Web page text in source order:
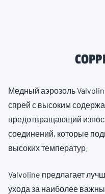
Медный аэрозоль
спрей с высоким
предотвращающий
соединений, которые
высоких температур.
Valvoline предлагает
ухода за наиболее